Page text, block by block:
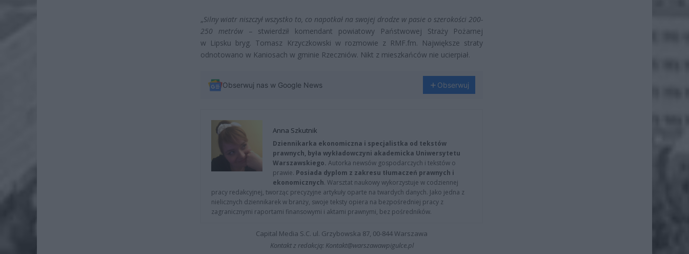
„Silny wiatr niszczył wszystko to, co napotkał na swojej drodze w pasie o szerokości 200-
250 metrów – stwierdził komendant powiatowy Państwowej Straży Pożarnej
w Lipsku bryg. Tomasz Krzyczkowski w rozmowie z RMF.fm. Największe straty
odnotowano w Kaniosach w gminie Rzeczniów. Nikt z mieszkańców nie ucierpiał.
Obserwuj nas w Google News Obserwuj
Anna Szkutnik
Dziennikarka ekonomiczna i specjalistka od tekstów
prawnych, była wykładowczyni akademicka Uniwersytetu
Warszawskiego. Autorka newsów gospodarczych i tekstów o
prawie. Posiada dyplom z zakresu tłumaczeń prawnych i
ekonomicznych. Warsztat naukowy wykorzystuje w codziennej
pracy redakcyjnej, tworząc precyzyjne artykuły oparte na twardych danych. Jako jedna z
nielicznych dziennikarek w branży, swoje teksty opiera na bezpośredniej pracy z
zagranicznymi raportami finansowymi i aktami prawnymi, bez pośredników.
Capital Media S.C. ul. Grzybowska 87, 00-844 Warszawa
Kontakt z redakcją: Kontakt@warszawawpigulce.pl